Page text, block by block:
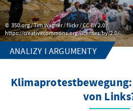
350.org / Tim Wagner / flickr / CC BY 2.0 /
https://creativecommons.org/licenses/by/2.0/
ANALIZY I ARGUMENTY
von